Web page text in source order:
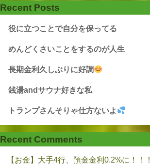
Recent Posts
役に立つことで自分を保ってる
めんどくさいことをするのが人生
長期金利久しぶりに好調
銭湯andサウナ好きな私
トランプさんそりゃ仕方ないよ
Recent Comments
【お金】大手4行、預金金利0.2%に！！！